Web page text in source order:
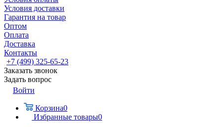
Условия доставки
Гарантия на товар
Оптом
Оплата
Доставка
Контакты
+7 (499) 325-65-23
Заказать звонок
Задать вопрос
Войти
Корзина0
Избранные товары0